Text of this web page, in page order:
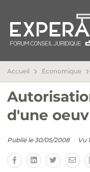
Accueil Economique
d'une
Publié le 30/05/2008 Vu